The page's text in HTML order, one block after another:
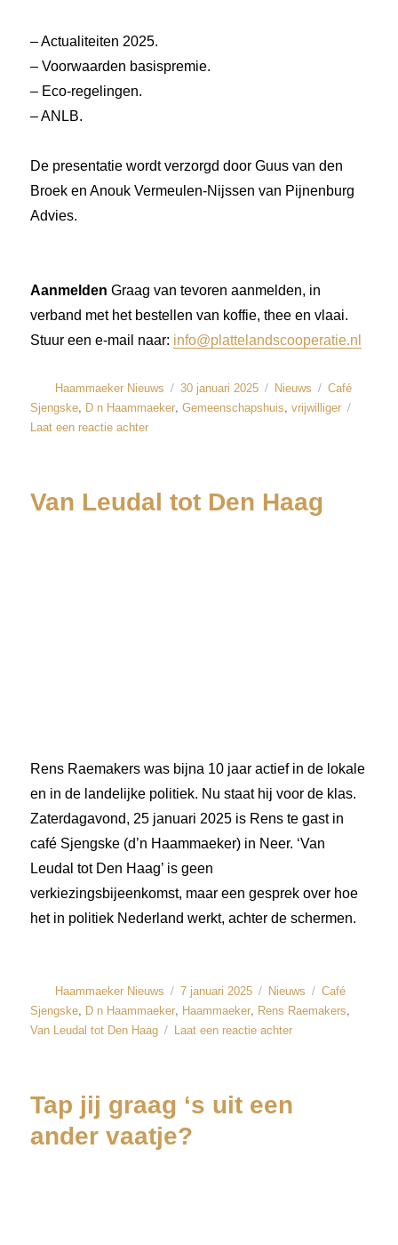
– Actualiteiten 2025.
– Voorwaarden basispremie.
– Eco-regelingen.
– ANLB.
De presentatie wordt verzorgd door Guus van den
Broek en Anouk Vermeulen-Nijssen van Pijnenburg
Advies.
Aanmelden Graag van tevoren aanmelden, in
verband met het bestellen van koffie, thee en vlaai.
Stuur een e-mail naar: info@plattelandscooperatie.nl
Haammaeker Nieuws 30 januari 2025 Nieuws
Café
Sjengske, D n Haammaeker,Gemeenschapshuis,vrijwilliger
Laat een reactie achter
Van Leudal tot Den Haag
Rens Raemakers was bijna 10 jaar actief in de lokale
en in de landelijke politiek. Nu staat hij voor de klas.
Zaterdagavond, 25 januari 2025 is Rens te gast in
café Sjengske (d’n Haammaeker) in Neer. ‘Van
Leudal tot Den Haag’ is geen
verkiezingsbijeenkomst, maar een gesprek over hoe
het in politiek Nederland werkt, achter de schermen.
Haammaeker Nieuws 7 januari 2025 Nieuws
Café
Sjengske, D n Haammaeker, Haammaeker, Rens Raemakers,
Van Leudal tot Den Haag Laat een reactie achter
Tap jij graag ‘s uit een
ander vaatje?